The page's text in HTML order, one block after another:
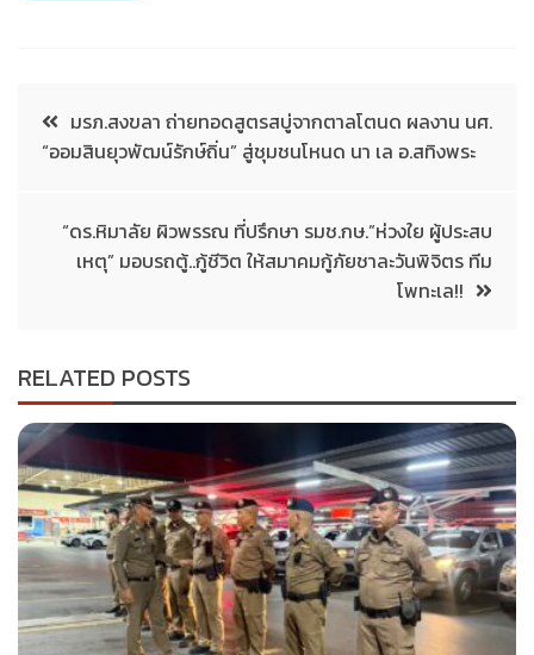
มรภ.สงขลา ถ่ายทอดสูตรสบู่จากตาลโตนด ผลงาน นศ.
“ออมสินยุวพัฒน์รักษ์ถิ่น” สู่ชุมชนโหนด นา เล อ.สทิงพระ
“ดร.หิมาลัย ผิวพรรณ ที่ปรึกษา รมช.กษ.”ห่วงใย ผู้ประสบ
เหตุ” มอบรถตู้..กู้ชีวิต ให้สมาคมกู้ภัยชาละวันพิจิตร ทีม
โพทะเล!!
RELATED POSTS